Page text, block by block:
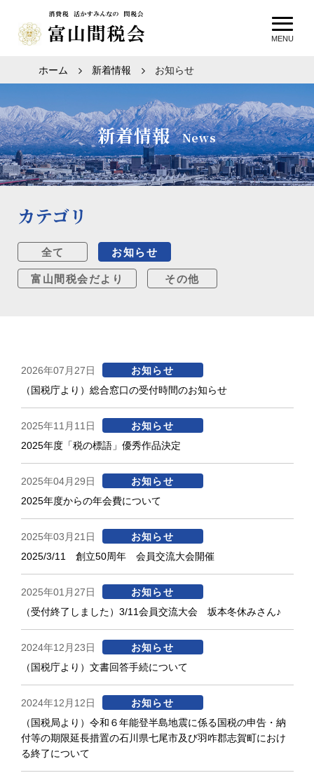
MENU
ホーム 新着情報 お知らせ
新着情報 News
カテゴリ
全て お知らせ
富山間税会だより その他
2026年07月27日
お知らせ
（国税庁より）総合窓口の受付時間のお知らせ
2025年11月11日
お知らせ
2025年度「税の標語」優秀作品決定
2025年04月29日
お知らせ
2025年度からの年会費について
2025年03月21日
お知らせ
2025/3/11 創立50周年 会員交流大会開催
2025年01月27日
お知らせ
（受付終了しました）3/11会員交流大会 坂本冬休みさん♪
2024年12月23日
お知らせ
（国税庁より）文書回答手続について
2024年12月12日
お知らせ
（国税局より）令和６年能登半島地震に係る国税の申告・納
付等の期限延長措置の石川県七尾市及び羽咋郡志賀町におけ
る終了について